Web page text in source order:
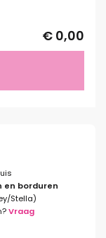
€ 0,00
en borduren
Stella)
Vraag